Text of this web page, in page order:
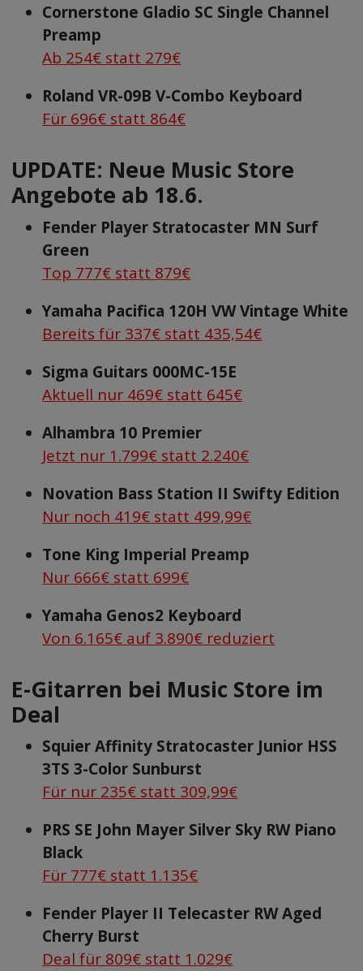
Cornerstone Gladio SC Single Channel
Preamp
Ab 254€ statt 279€
Roland VR-09B V-Combo Keyboard
Für 696€ statt 864€
UPDATE: Neue Music Store
Angebote ab 18.6.
Fender Player Stratocaster MN Surf
Green
Top 777€ statt 879€
Yamaha Pacifica 120H VW Vintage White
Bereits für 337€ statt 435,54€
Sigma Guitars 000MC-15E
Aktuell nur 469€ statt 645€
Alhambra 10 Premier
Jetzt nur 1.799€ statt 2.240€
Novation Bass Station II Swifty Edition
Nur noch 419€ statt 499,99€
Tone King Imperial Preamp
Nur 666€ statt 699€
Yamaha Genos2 Keyboard
Von 6.165€ auf 3.890€ reduziert
E-Gitarren bei Music Store im
Deal
Squier Affinity Stratocaster Junior HSS
3TS 3-Color Sunburst
Für nur 235€ statt 309,99€
PRS SE John Mayer Silver Sky RW Piano
Black
Für 777€ statt 1.135€
Fender Player II Telecaster RW Aged
Cherry Burst
Deal für 809€ statt 1.029€